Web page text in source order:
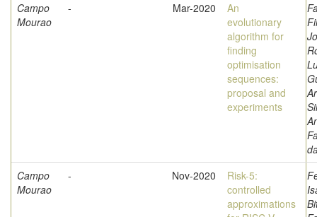
Campo
Mourao
- Mar-2020
An
evolutionary
algorithm for
finding
optimisation
sequences:
proposal and
experiments
Campo
Mourao
- Nov-2020
Risk-5:
controlled
approximations